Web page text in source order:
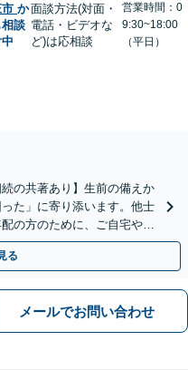
か
相談
面談方法(対面・
電話・ビデオな
ど)は応相談
営業時間：0
9:30~18:00
（平日）
の共著あり】生前の備えか
た」に寄り添います。他士
の方のために、ご自宅やご
・夜間相談可】
る
メールでお問い合わせ